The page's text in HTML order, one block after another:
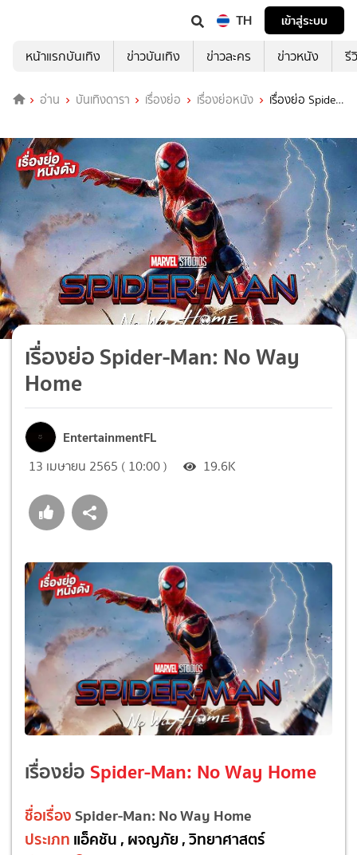
TH
เข้าสู่ระบบ
หน้าแรกบันเทิง
ข่าวบันเทิง ข่าวละคร ข่าวหนัง รี
อ่าน บันเทิงดารา เรื่องย่อ เรื่องย่อหนัง
เรื่องย่อ Spider-
เรื่องย่อ Spider-Man: No Way
Home
EntertainmentFL
13 เมษายน 2565 ( 10:00 ) 19.6K
เรื่องย่อ Spider-Man: No Way Home
ชื่อเรื่องSpider-Man: No Way Home
ประเภท แอ็คชัน , ผจญภัย , วิทยาศาสตร์